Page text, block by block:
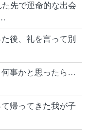
先で運命的な出会
後、礼を言って別
事かと思ったら…
帰ってきた我が子